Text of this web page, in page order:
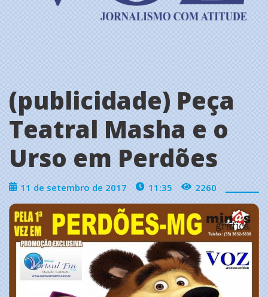
(publicidade) Peça
Teatral Masha e o
Urso em Perdões
11 de setembro de 2017 11:35 2260